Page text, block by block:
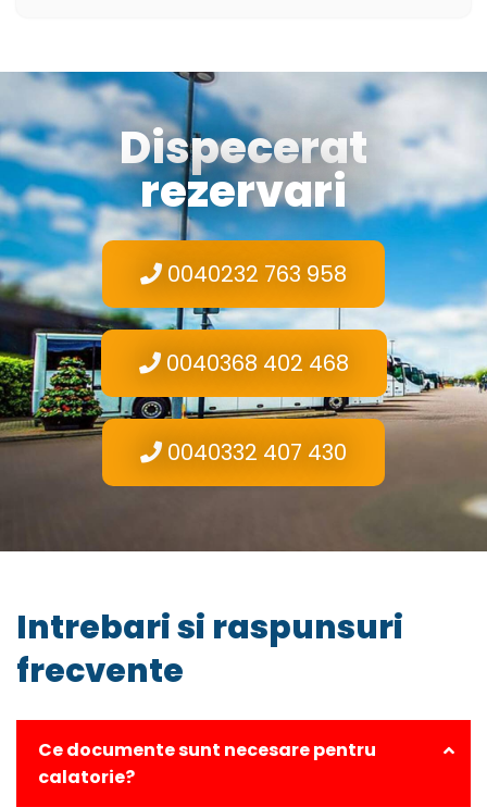
Dispecerat
rezervari
0040232 763 958
0040368 402 468
0040332 407 430
Intrebari si raspunsuri
frecvente
Ce documente sunt necesare pentru
calatorie?